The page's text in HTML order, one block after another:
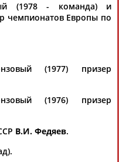
Артур
(1978 - команда) и
чемпионатов Европы по
(1977) призер
(1976) призер
В.И. Федяев.